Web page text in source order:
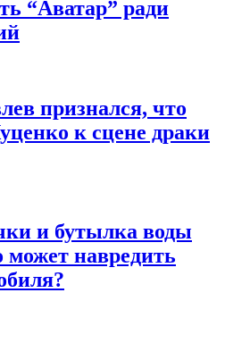
“Аватар” ради
признался, что
к сцене драки
и бутылка воды
навредить